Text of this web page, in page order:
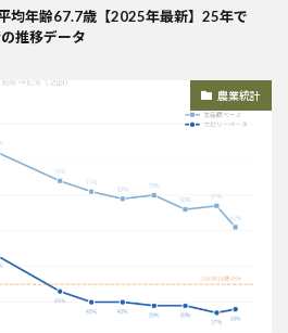
均年齢67.7歳【2025年最新】25年で
推移データ
農業統計